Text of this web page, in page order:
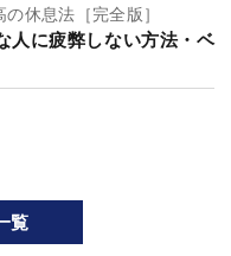
休息法［完全版］
人に疲弊しない方法・ベ
覧